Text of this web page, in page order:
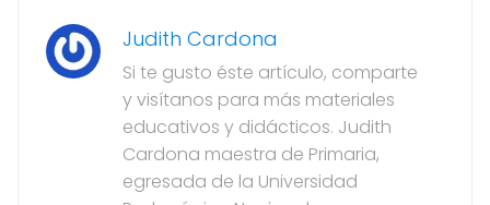
Judith Cardona
Si te gusto éste artículo, comparte
y visítanos para más materiales
educativos y didácticos. Judith
Cardona maestra de Primaria,
egresada de la Universidad